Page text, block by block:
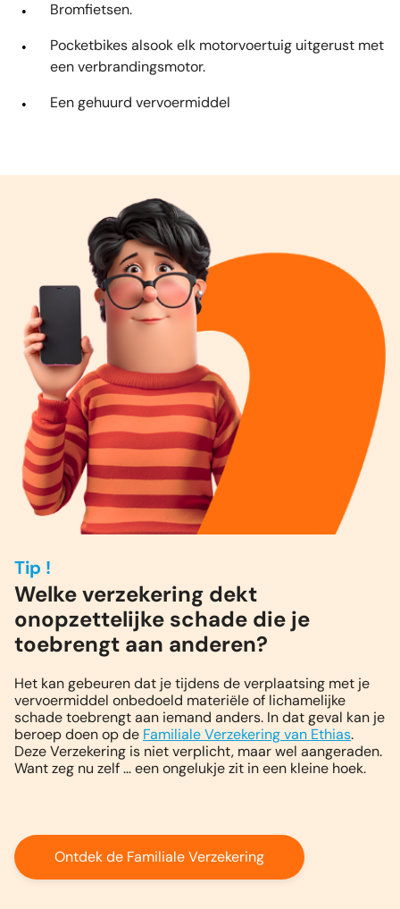
Bromfietsen.
Pocketbikes alsook elk motorvoertuig uitgerust met
een verbrandingsmotor.
Een gehuurd vervoermiddel
Tip !
Welke verzekering dekt
onopzettelijke schade die je
toebrengt aan anderen?
Het kan gebeuren dat je tijdens de verplaatsing met je
vervoermiddel onbedoeld materiële of lichamelijke
schade toebrengt aan iemand anders. In dat geval kan je
beroep doen op de Familiale Verzekering van Ethias.
Deze Verzekering is niet verplicht, maar wel aangeraden.
Want zeg nu zelf … een ongelukje zit in een kleine hoek.
Ontdek de Familiale Verzekering